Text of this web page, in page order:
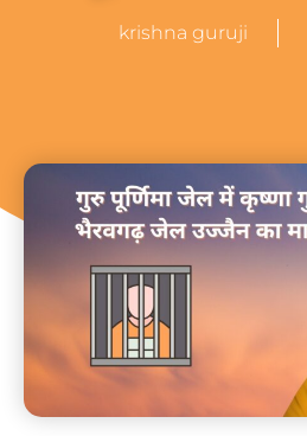
krishna guruji